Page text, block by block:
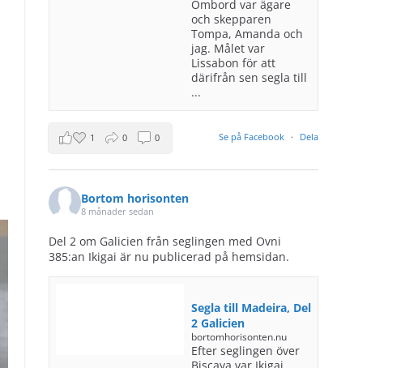
Ombord var ägare
och skepparen
Tompa, Amanda och
jag. Målet var
Lissabon för att
därifrån sen segla till
...
Se på Facebook · Dela
1 0 0
Bortom horisonten
8 månader sedan
Del 2 om Galicien från seglingen med Ovni
385:an Ikigai är nu publicerad på hemsidan.
Segla till Madeira, Del
2 Galicien
bortomhorisonten.nu
Efter seglingen över